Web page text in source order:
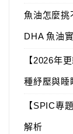
魚油怎麼挑
DHA 魚油
【2026年
種紓壓與睡
【SPIC專
解析